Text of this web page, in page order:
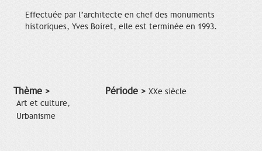
Effectuée par l’architecte en chef des monuments
historiques, Yves Boiret, elle est terminée en 1993.
Thème >
Art et culture,
Urbanisme
Période > XXe siècle